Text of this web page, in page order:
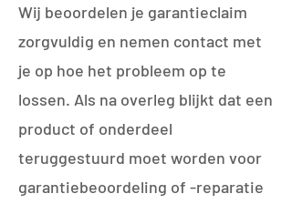
Wij beoordelen je garantieclaim
zorgvuldig en nemen contact met
je op hoe het probleem op te
lossen. Als na overleg blijkt dat een
product of onderdeel
teruggestuurd moet worden voor
garantiebeoordeling of -reparatie